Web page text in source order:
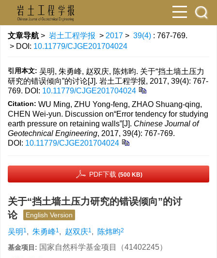
文章导航 > 岩土工程学报 > 2017 > 39(4) : 767-769.
> DOI: 10.11779/CJGE201704024
引用本文: 吴明, 朱勇峰, 赵双庆, 陈炜昀. 关于“挡土墙土压力
研究的错误倾向”的讨论[J]. 岩土工程学报, 2017, 39(4): 767-
769. DOI: 10.11779/CJGE201704024
Citation: WU Ming, ZHU Yong-feng, ZHAO Shuang-qing,
CHEN Wei-yun. Discussion on“Error tendency for studying
earth pressure on retaining walls”[J]. Chinese Journal of
Geotechnical Engineering, 2017, 39(4): 767-769.
DOI: 10.11779/CJGE201704024
PDF下载 (500 KB)
关于“挡土墙土压力研究的错误倾向”的讨
论
English Version
吴明 1, 朱勇峰1, 赵双庆1, 陈炜昀2
基金项目: 国家自然科学基金项目（41402245）